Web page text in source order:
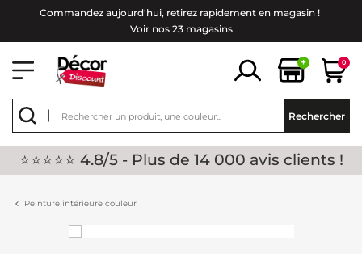
Commandez aujourd'hui, retirez rapidement en magasin !
Voir nos 23 magasins
+ 0
Rechercher
⭐⭐⭐⭐⭐ 4.8/5 - Plus de 14 000 avis clients !
Peinture intérieure couleur